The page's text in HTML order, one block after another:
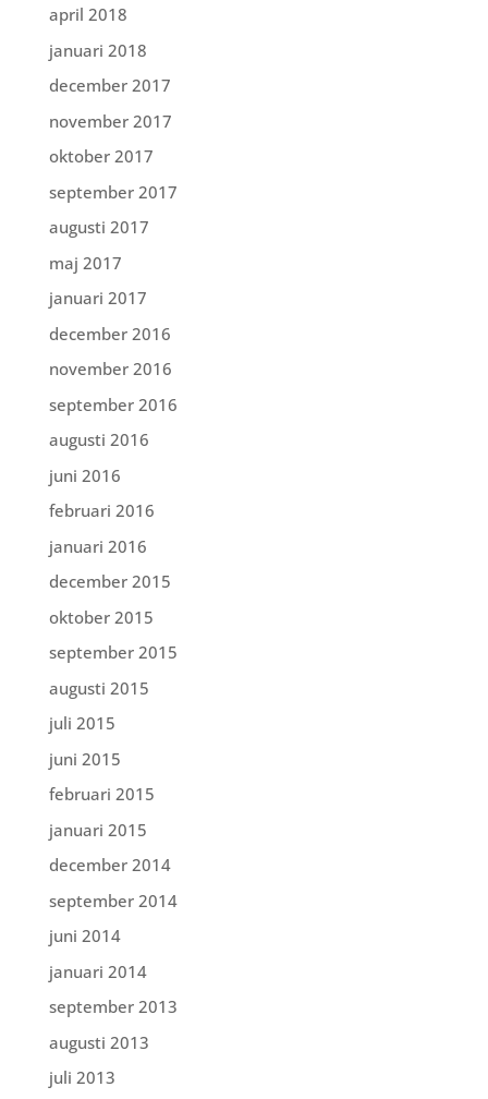
april 2018
januari 2018
december 2017
november 2017
oktober 2017
september 2017
augusti 2017
maj 2017
januari 2017
december 2016
november 2016
september 2016
augusti 2016
juni 2016
februari 2016
januari 2016
december 2015
oktober 2015
september 2015
augusti 2015
juli 2015
juni 2015
februari 2015
januari 2015
december 2014
september 2014
juni 2014
januari 2014
september 2013
augusti 2013
juli 2013